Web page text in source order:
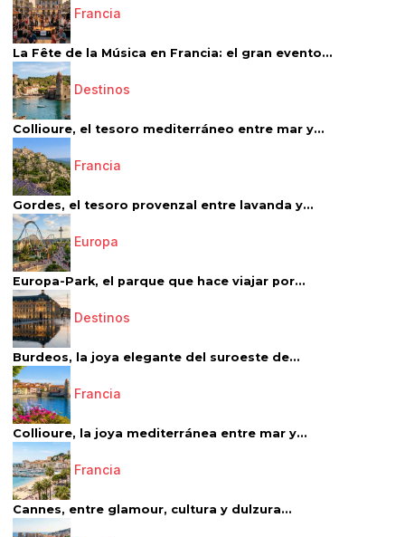
Francia
La Fête de la Música en Francia: el gran evento...
Destinos
Collioure, el tesoro mediterráneo entre mar y...
Francia
Gordes, el tesoro provenzal entre lavanda y...
Europa
Europa-Park, el parque que hace viajar por...
Destinos
Burdeos, la joya elegante del suroeste de...
Francia
Collioure, la joya mediterránea entre mar y...
Francia
Cannes, entre glamour, cultura y dulzura...